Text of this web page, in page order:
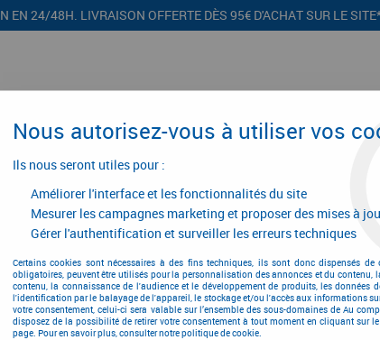
EN 24/48H. LIVRAISON OFFERTE DÈS 95€ D'ACHAT SUR LE
CONFIGURATEURS
et électroportatif
Scie à sol thermique
Nous autorisez-vous à utiliser vos
Ils nous seront utiles pour :
Améliorer l'interface et les fonctionnalités du site
Mesurer les campagnes marketing et proposer des mises à
Gérer l'authentification et surveiller les erreurs techniques
Certains cookies sont nécessaires à des fins techniques, ils sont donc dispensés de
obligatoires, peuvent être utilisés pour la personnalisation des annonces et du contenu,
contenu, la connaissance de l'audience et le développement de produits, les données
l'identification par le balayage de l'appareil, le stockage et/ou l'accès aux informations
votre consentement, celui-ci sera valable sur l’ensemble des sous-domaines de Au
disposez de la possibilité de retirer votre consentement à tout moment en cliquant sur
page. Pour en savoir plus, consulter notre politique de cookie.